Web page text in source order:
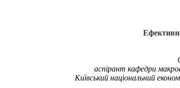
аспірант кафедри
Київський національний